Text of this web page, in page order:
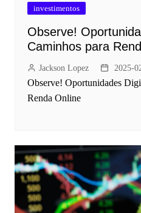
investimentos
Observe!
Caminhos para
Jackson Lopez 2025-
Observe! Oportunidades
Renda Online